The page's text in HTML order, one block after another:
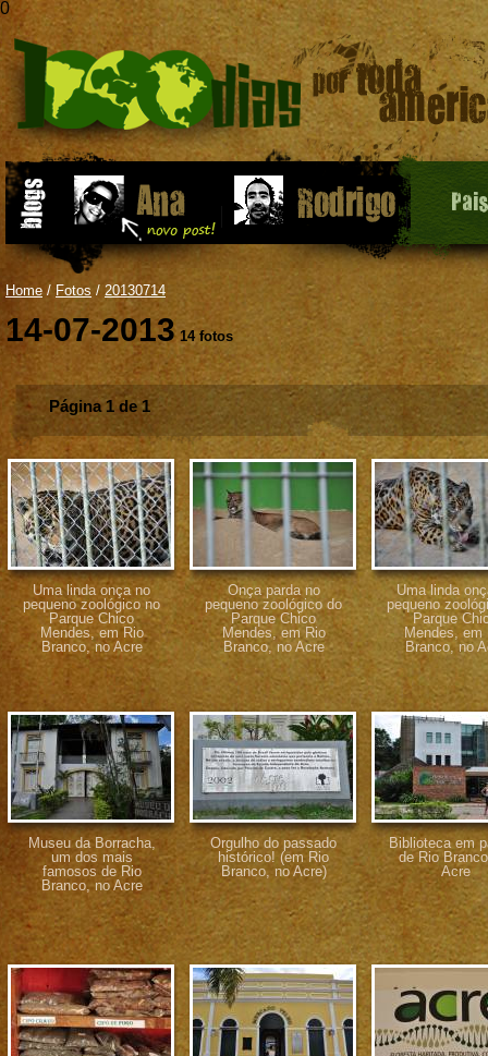
0
Home / Fotos / 20130714
14-07-201314 fotos
Página 1 de 1
Uma linda onça no
pequeno zoológico no
Parque Chico
Mendes, em Rio
Branco, no Acre
Onça parda no
pequeno zoológico do
Parque Chico
Mendes, em Rio
Branco, no Acre
Uma linda
pequeno
Parque
Mendes, em
Branco, no
Museu da Borracha,
um dos mais
famosos de Rio
Branco, no Acre
Orgulho do passado
histórico! (em Rio
Branco, no Acre)
Biblioteca em
de Rio
Acre